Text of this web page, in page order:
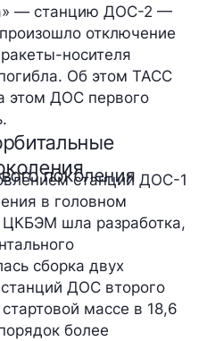
— станцию ДОС-2 —
отключение
носителя
Об этом ТАСС
этом ДОС первого
поколения
станций ДОС-1
в головном
ЦКБЭМ шла разработка,
сборка двух
ДОС второго
массе в 18,6
более